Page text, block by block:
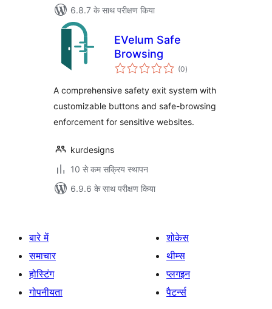
6.8.7 के साथ परीक्षण किया
EVelum Safe
Browsing
(0कुल
दर)
A comprehensive safety exit system with
customizable buttons and safe-browsing
enforcement for sensitive websites.
kurdesigns
10 से कम सक्रिय स्थापन
6.9.6 के साथ परीक्षण किया
बारे में
समाचार
होस्टिंग
गोपनीयता
शोकेस
थीम्स
प्लगइन
पैटर्न्स